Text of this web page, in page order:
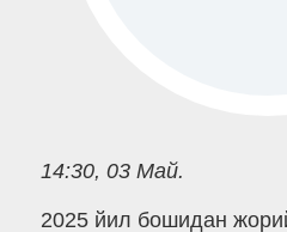
14:30, 03 Май.
2025 йил бошидан